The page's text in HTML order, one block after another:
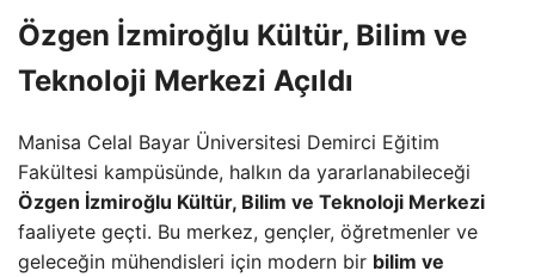
Özgen İzmiroğlu Kültür, Bilim ve
Teknoloji Merkezi Açıldı
Manisa Celal Bayar Üniversitesi Demirci Eğitim
Fakültesi kampüsünde, halkın da yararlanabileceği
Özgen İzmiroğlu Kültür, Bilim ve Teknoloji Merkezi
faaliyete geçti. Bu merkez, gençler, öğretmenler ve
geleceğin mühendisleri için modern bir bilim ve